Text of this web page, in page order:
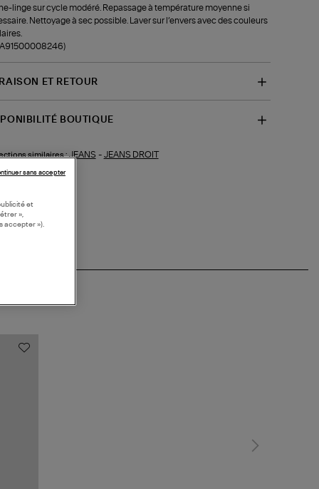
linge sur cycle modéré. Repassage à température moyenne si
Nettoyage à sec possible. Laver sur l’envers avec des couleurs
ET RETOUR
BOUTIQUE
similaires : JEANS - JEANS DROIT
et
»,
accepter »).
sans accepter